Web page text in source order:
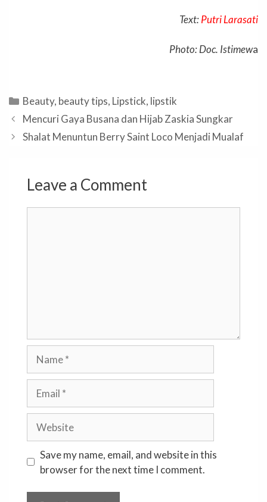
Text:Putri Larasati
Photo: Doc. Istimewa
Categories
Beauty, beauty tips, Lipstick, lipstik
Mencuri Gaya Busana dan Hijab Zaskia Sungkar
Shalat Menuntun Berry Saint Loco Menjadi Mualaf
Leave a Comment
Save my name, email, and website in this
browser for the next time I comment.